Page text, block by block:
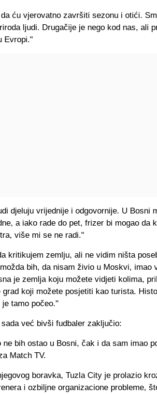
ću vjerovatno završiti sezonu i otići.
ljudi. Drugačije je nego kod nas, ali
Evropi."
djeluju vrijednije i odgovornije. U Bosni
a iako rade do pet, frizer bi mogao da
više mi se ne radi."
kritikujem zemlju, ali ne vidim ništa
bih, da nisam živio u Moskvi, imao
je zemlja koju možete vidjeti kolima,
grad koji možete posjetiti kao turista.
tamo počeo."
već bivši fudbaler zaključio:
ne bih ostao u Bosni, čak i da sam imao
Match TV.
boravka, Tuzla City je prolazio
i ozbiljne organizacione probleme,